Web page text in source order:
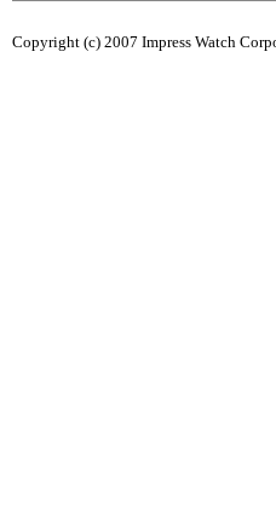
Copyright (c) 2007 Impress Watch